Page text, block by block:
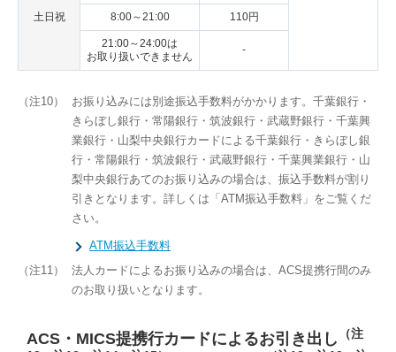
土日祝 8:00～21:00 110円
21:00～24:00は
お取り扱いできません
-
（注10）
お振り込みには別途振込手数料がかかります。千葉銀行・
きらぼし銀行・常陽銀行・筑波銀行・武蔵野銀行・千葉興
業銀行・山梨中央銀行カードによる千葉銀行・きらぼし銀
行・常陽銀行・筑波銀行・武蔵野銀行・千葉興業銀行・山
梨中央銀行あてのお振り込みの場合は、振込手数料が割り
引きとなります。詳しくは「ATM振込手数料」をご覧くだ
さい。
ATM振込手数料
（注11）
法人カードによるお振り込みの場合は、ACS提携行間のみ
のお取り扱いとなります。
ACS・MICS提携行カードによるお引き出し
（注